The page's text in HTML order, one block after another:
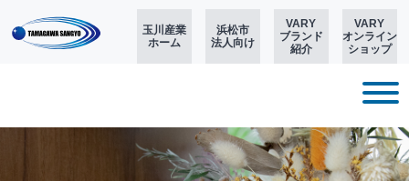
玉川産業
ホーム
浜松市
法人向け
VARY
ブランド
紹介
VARY
オンライン
ショップ